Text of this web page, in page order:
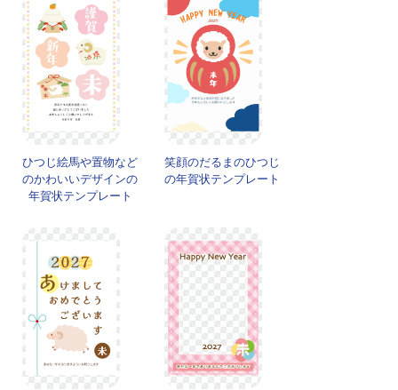
ひつじ絵馬や置物など
のかわいいデザインの
年賀状テンプレート
笑顔のだるまのひつじ
の年賀状テンプレート